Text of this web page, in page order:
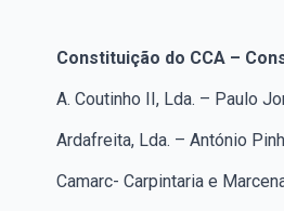
Constituição do CCA –
A. Coutinho II, Lda. – Paulo
Ardafreita, Lda. – António
Camarc- Carpintaria e